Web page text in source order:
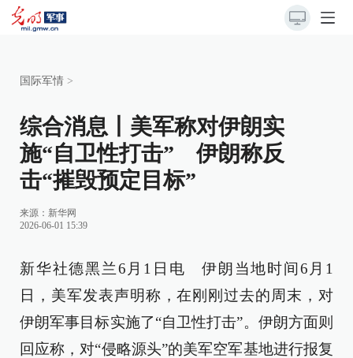
国际军情 >
综合消息丨美军称对伊朗实
施“自卫性打击” 伊朗称反
击“摧毁预定目标”
来源： 新华网
2026-06-01 15:39
新华社德黑兰6月1日电 伊朗当地时间6月1
日，美军发表声明称，在刚刚过去的周末，对
伊朗军事目标实施了“自卫性打击”。伊朗方面则
回应称，对“侵略源头”的美军空军基地进行报复